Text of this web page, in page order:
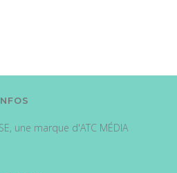
une marque d'ATC MÉDIA